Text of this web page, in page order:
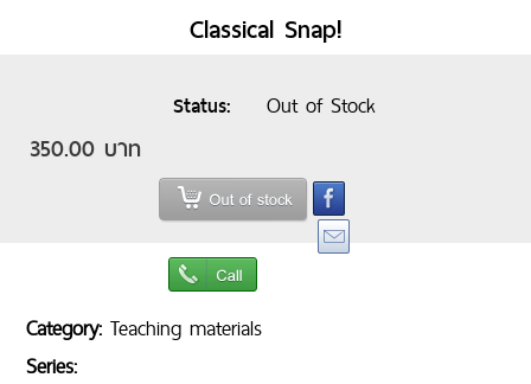
Classical Snap!
Status Out of Stock
350.00 บาท
Category:Teaching materials
Series: